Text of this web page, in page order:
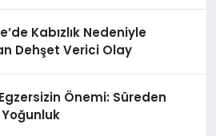
Kabızlık Nedeniyle
Dehşet Verici Olay
Önemi: Süreden